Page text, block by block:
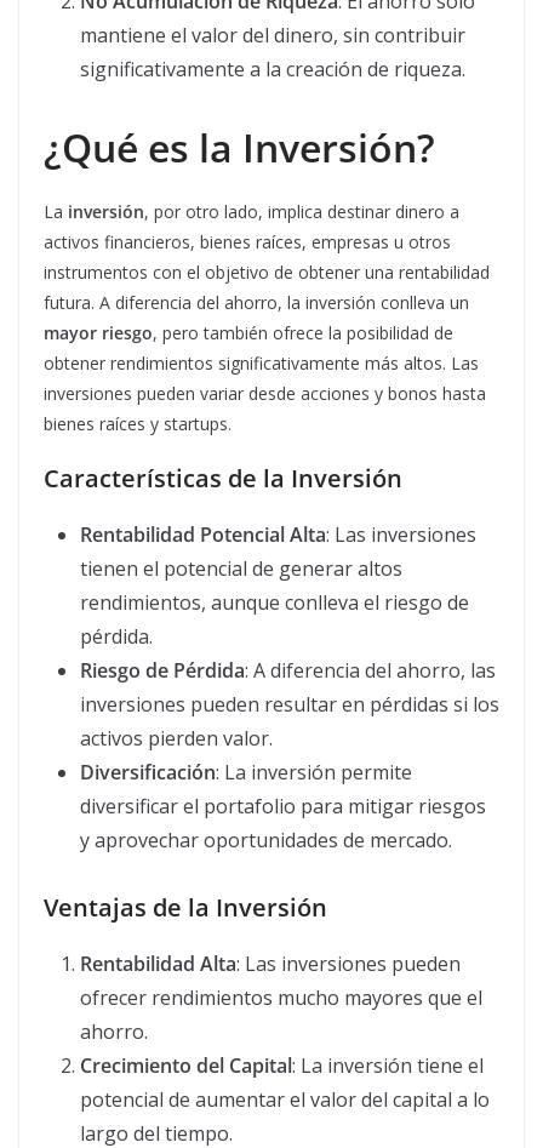
mantiene el valor del dinero, sin contribuir
significativamente a la creación de riqueza.
¿Qué es la Inversión?
La inversión, por otro lado, implica destinar dinero a
activos financieros, bienes raíces, empresas u otros
instrumentos con el objetivo de obtener una rentabilidad
futura. A diferencia del ahorro, la inversión conlleva un
mayor riesgo, pero también ofrece la posibilidad de
obtener rendimientos significativamente más altos. Las
inversiones pueden variar desde acciones y bonos hasta
bienes raíces y startups.
Características de la Inversión
Rentabilidad Potencial Alta: Las inversiones
tienen el potencial de generar altos
rendimientos, aunque conlleva el riesgo de
pérdida.
Riesgo de Pérdida: A diferencia del ahorro, las
inversiones pueden resultar en pérdidas si los
activos pierden valor.
Diversificación: La inversión permite
diversificar el portafolio para mitigar riesgos
y aprovechar oportunidades de mercado.
Ventajas de la Inversión
Rentabilidad Alta: Las inversiones pueden
ofrecer rendimientos mucho mayores que el
ahorro.
Crecimiento del Capital: La inversión tiene el
potencial de aumentar el valor del capital a lo
largo del tiempo.